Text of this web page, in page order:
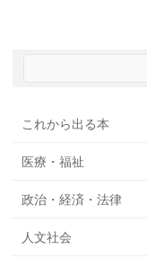
これから出る本
医療・福祉
政治・経済・法律
人文社会